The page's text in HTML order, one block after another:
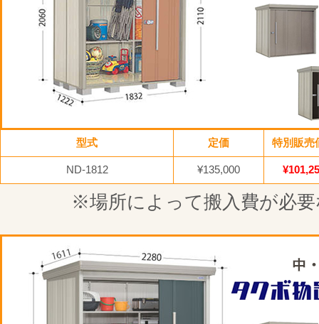
型式 定価 特別販売
ND-1812 ¥135,000
※場所によって搬入費が必